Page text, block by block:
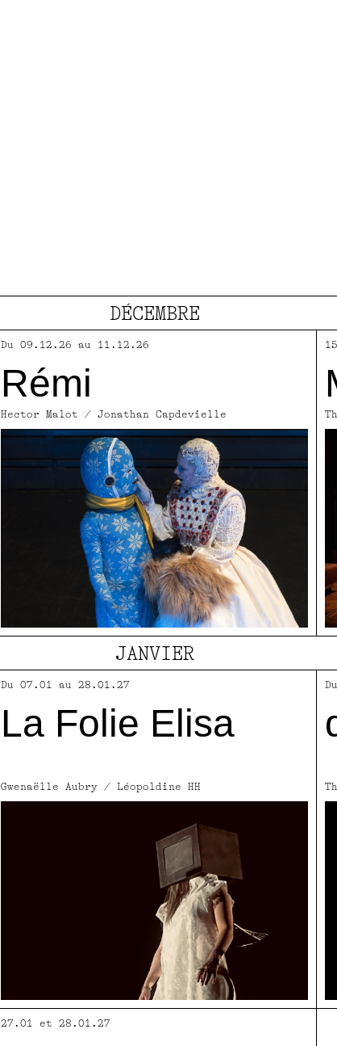
DÉCEMBRE
Du 09.12.26 au 11.12.26
Rémi
Hector Malot / Jonathan Capdevielle
JANVIER
Du 07.01 au 28.01.27
La Folie Elisa
Gwenaëlle Aubry / Léopoldine HH
27.01 et 28.01.27